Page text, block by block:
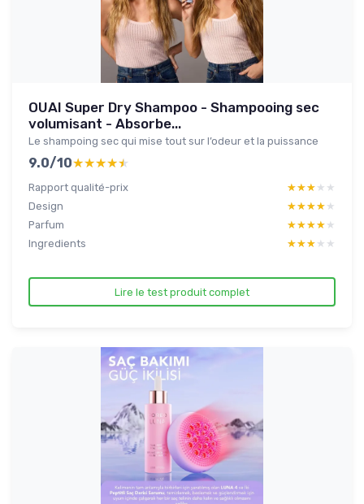
OUAI Super Dry Shampoo - Shampooing sec
volumisant - Absorbe...
Le shampoing sec qui mise tout sur l’odeur et la puissance
9.0/10★★★★★
★★★★★
Rapport qualité-prix ★★★★★
★★★★★
Design
★★★★★
★★★★★
Parfum
★★★★★
★★★★★
Ingredients
★★★★★
★★★★★
Lire le test produit complet